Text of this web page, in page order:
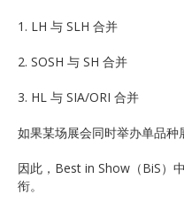
1. LH 与 SLH 合并
2. SOSH 与 SH 合并
3. HL 与 SIA/ORI 合并
如果某场展会同时举办单品
因此，Best in Show（BiS）
衔。